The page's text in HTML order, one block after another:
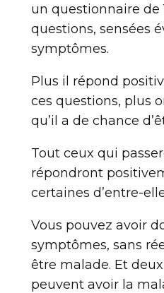
un questionnaire de
questions, sensées
symptômes.
Plus il répond
ces questions, plus
qu’il a de chance
Tout ceux qui
répondront
certaines d’entre-
Vous pouvez avoir
symptômes, sans
être malade. Et
peuvent avoir la